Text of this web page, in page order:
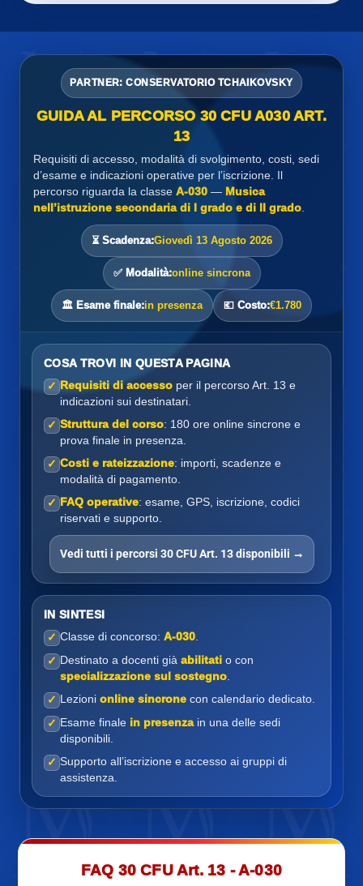
PARTNER: CONSERVATORIO TCHAIKOVSKY
GUIDA AL PERCORSO 30 CFU A030 ART.
13
Requisiti di accesso, modalità di svolgimento, costi, sedi
d’esame e indicazioni operative per l’iscrizione. Il
percorso riguarda la classe A-030 — Musica
nell’istruzione secondaria di I grado e di II grado
⏳ Scadenza:Giovedì 13 Agosto 2026
✅ Modalità:online sincrona
🏛️ Esame finale:in presenza 💶 Costo:€1.780
COSA TROVI IN QUESTA PAGINA
✓ Requisiti di accesso per il percorso Art. 13 e
indicazioni sui destinatari.
✓ Struttura del corso: 180 ore online sincrone e
prova finale in presenza.
✓ Costi e rateizzazione: importi, scadenze e
modalità di pagamento.
✓ FAQ operative: esame, GPS, iscrizione, codici
riservati e supporto.
Vedi tutti i percorsi 30 CFU Art. 13 disponibili →
IN SINTESI
✓ Classe di concorso: A-030
✓ Destinato a docenti già abilitati o con
specializzazione sul sostegno
✓ Lezioni online sincrone con calendario dedicato.
✓ Esame finale in presenzain una delle sedi
disponibili.
✓ Supporto all’iscrizione e accesso ai gruppi di
assistenza.
FAQ 30 CFU Art. 13 - A-030